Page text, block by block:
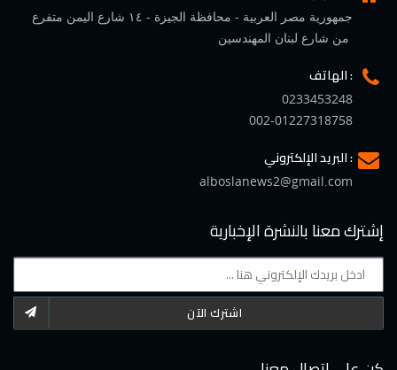
جمهورية مصر العربية - محافظة الجيزة - ١٤ شارع اليمن متفرع
الهاتف :
0233453248
002-01227318758
البريد الإلكتروني :
alboslanews2@gmail.com
إشترك معنا بالنشرة الإخبارية
اشترك الآن